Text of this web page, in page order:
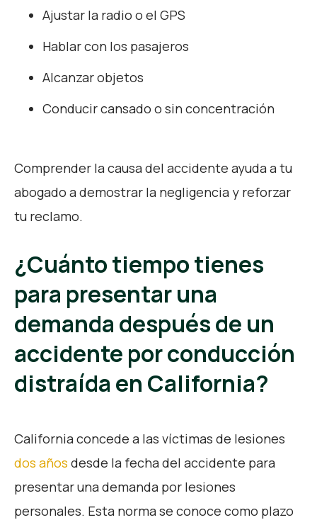
Ajustar la radio o el GPS
Hablar con los pasajeros
Alcanzar objetos
Conducir cansado o sin concentración
Comprender la causa del accidente ayuda a tu
abogado a demostrar la negligencia y reforzar
tu reclamo.
¿Cuánto tiempo tienes
para presentar una
demanda después de un
accidente por conducción
distraída en California?
California concede a las víctimas de lesiones
dos años desde la fecha del accidente para
presentar una demanda por lesiones
personales. Esta norma se conoce como plazo